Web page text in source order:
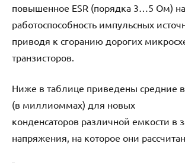
повышенное ESR (порядка 3…5 Ом) на
работоспособность импульсных
приводя к сгоранию дорогих
транзисторов.
Ниже в таблице приведены средние
(в миллиоммах) для новых
конденсаторов различной емкости в
напряжения, на которое они